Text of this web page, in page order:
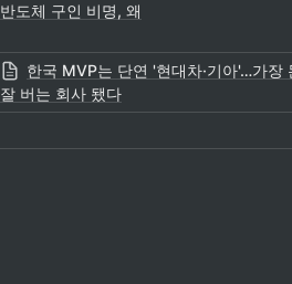
반도체 구인 비명, 왜
한국 MVP는 단연 '현대차·기아'…가장
잘 버는 회사 됐다